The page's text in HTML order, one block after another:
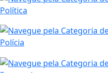
Política
Polícia